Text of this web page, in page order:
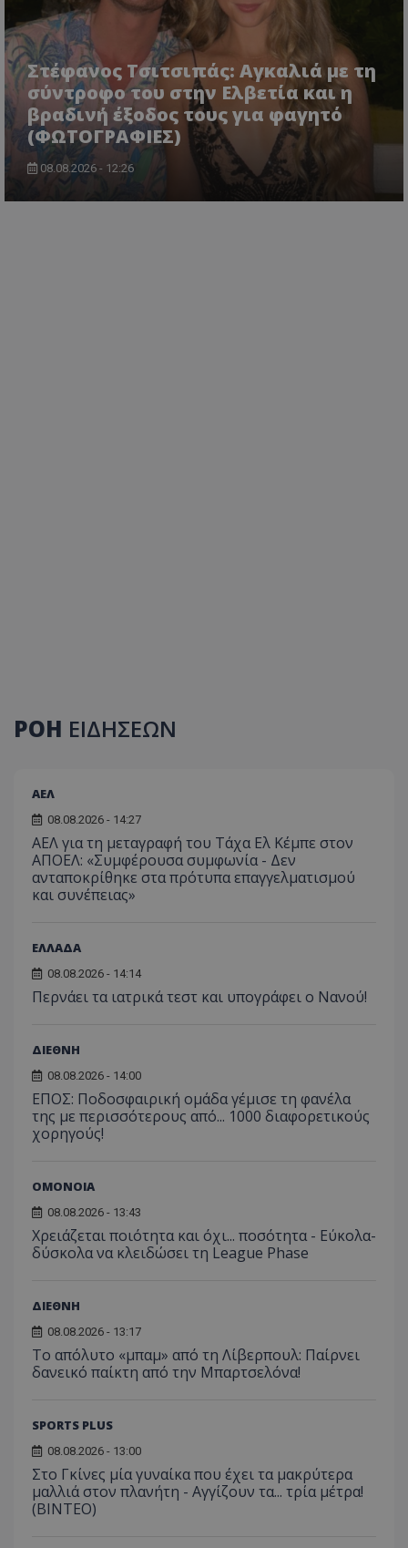
Στέφανος Τσιτσιπάς: Αγκαλιά με τη
σύντροφο του στην Ελβετία και η
βραδινή έξοδος τους για φαγητό
(ΦΩΤΟΓΡΑΦΙΕΣ)
08.08.2026 - 12:26
ΡΟΗ ΕΙΔΗΣΕΩΝ
ΑΕΛ
08.08.2026 - 14:27
ΑΕΛ για τη μεταγραφή του Τάχα Ελ Κέμπε στον
ΑΠΟΕΛ: «Συμφέρουσα συμφωνία - Δεν
ανταποκρίθηκε στα πρότυπα επαγγελματισμού
και συνέπειας»
ΕΛΛΑΔΑ
08.08.2026 - 14:14
Περνάει τα ιατρικά τεστ και υπογράφει ο Νανού!
ΔΙΕΘΝΗ
08.08.2026 - 14:00
ΕΠΟΣ: Ποδοσφαιρική ομάδα γέμισε τη φανέλα
της με περισσότερους από... 1000 διαφορετικούς
χορηγούς!
ΟΜΟΝΟΙΑ
08.08.2026 - 13:43
Χρειάζεται ποιότητα και όχι... ποσότητα - Εύκολα-
δύσκολα να κλειδώσει τη League Phase
ΔΙΕΘΝΗ
08.08.2026 - 13:17
Το απόλυτο «μπαμ» από τη Λίβερπουλ: Παίρνει
δανεικό παίκτη από την Μπαρτσελόνα!
SPORTS PLUS
08.08.2026 - 13:00
Στο Γκίνες μία γυναίκα που έχει τα μακρύτερα
μαλλιά στον πλανήτη - Αγγίζουν τα... τρία μέτρα!
(ΒΙΝΤΕΟ)